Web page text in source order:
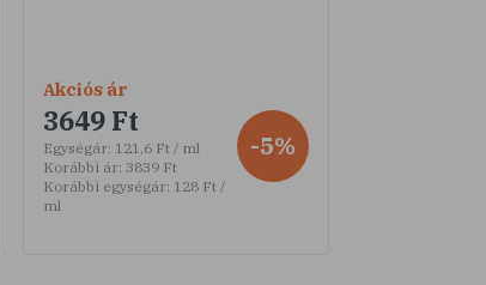
Akciós ár
3649 Ft
Egységár: 121,6 Ft / ml
Korábbi ár: 3839 Ft
Korábbi egységár: 128 Ft /
ml
-5%